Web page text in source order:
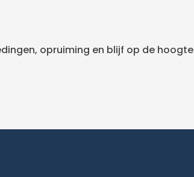
opruiming en blijf op de hoogte